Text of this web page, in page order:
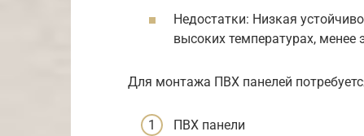
Недостатки: Низкая
высоких температурах, менее
Для монтажа ПВХ панелей
ПВХ панели